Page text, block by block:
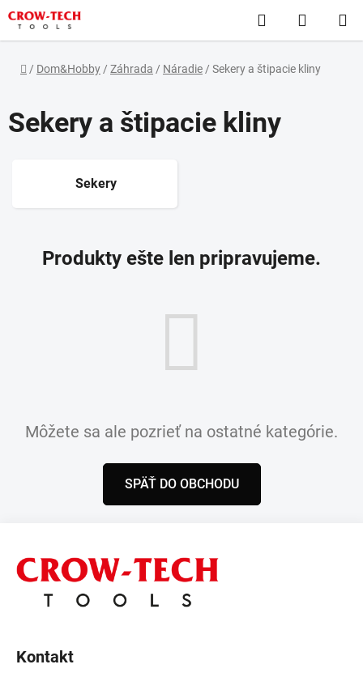
Prejsť
na
obsah
Hľadať
KOŠÍK
Domov
/ Dom&Hobby / Záhrada / Náradie / Sekery a štipacie kliny
Sekery a štipacie kliny
Sekery
Produkty ešte len pripravujeme.
Môžete sa ale pozrieť na ostatné kategórie.
SPÄŤ DO OBCHODU
Kontakt